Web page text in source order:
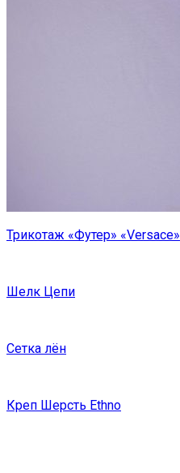
Трикотаж «Футер» «Versace»
Шелк Цепи
Сетка лён
Креп Шерсть Ethno